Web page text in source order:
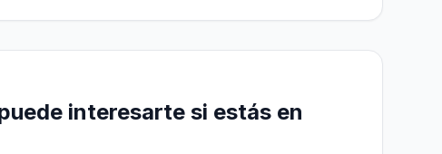
interesarte si estás en